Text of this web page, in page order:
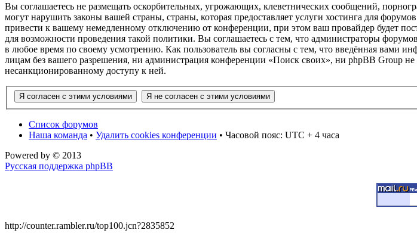
Вы соглашаетесь не размещать оскорбительных, угрожающих, клеветнических сообщений,
могут нарушить законы вашей страны, страны, которая предоставляет услуги хостинга для
привести к вашему немедленному отключению от конференции, при этом ваш провайдер будет
для возможности проведения такой политики. Вы соглашаетесь с тем, что администраторы
в любое время по своему усмотрению. Как пользователь вы согласны с тем, что введённая вами
лицам без вашего разрешения, ни администрация конференции «Поиск своих», ни phpBB Group не
несанкционированному доступу к ней.
Список форумов
Наша команда • Удалить cookies конференции • Часовой пояс: UTC + 4 часа
Powered by © 2013
Русская поддержка phpBB
http://counter.rambler.ru/top100.jcn?2835852